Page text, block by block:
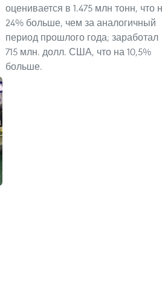
оценивается в 1.475 млн тонн, что
24% больше, чем за аналогичный
период прошлого года; заработал
715 млн. долл. США, что на 10,5%
больше.